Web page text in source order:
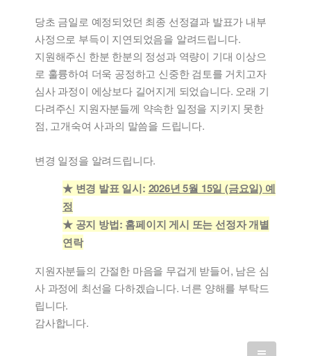
당초 금일로 예정되었던 최종 선정결과 발표가 내부
사정으로 부득이 지연되었음을 알려드립니다.
지원해주신 한분 한분의 정성과 역량이 기대 이상으
로 훌륭하여 더욱 공정하고 신중한 검토를 거치고자
심사 과정이 에상보다 길어지게 되었습니다. 오래 기
다려주신 지원자분들께 약속한 일정을 지키지 못한
점, 고개숙여 사과의 말씀을 드립니다.
변경 일정을 알려드립니다.
★ 변경 발표 일시: 2026년 5월 15일 (금요일) 예
정
★ 공지 방법: 홈페이지 게시 또는 선정자 개별
연락
지원자분들의 간절한 마음을 무겁게 받들어, 남은 심
사 과정에 최선을 다하겠습니다. 너른 양해를 부탁드
립니다.
감사합니다.